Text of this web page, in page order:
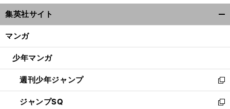
ウ
ィ
ン
ウ
開
く
集英社サイト
マンガ
少年マンガ
週刊少年ジャンプ
新
し
い
ジャンプSQ
新